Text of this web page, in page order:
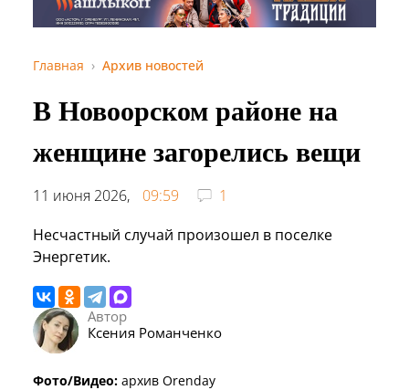
Главная Архив новостей
В Новоорском районе на
женщине загорелись вещи
11 июня 2026, 09:59
1
Несчастный случай произошел в поселке
Энергетик.
Автор
Ксения Романченко
Фото/Видео: архив Orenday